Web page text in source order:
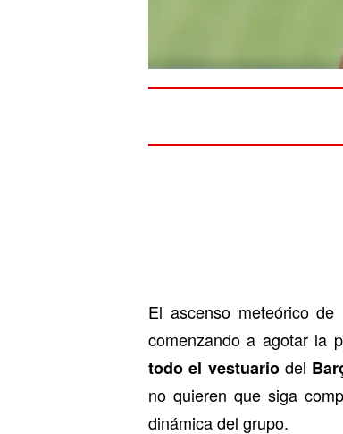
El ascenso meteórico de
comenzando a agotar la
todo el vestuariodel
no quieren que siga
dinámica del grupo.